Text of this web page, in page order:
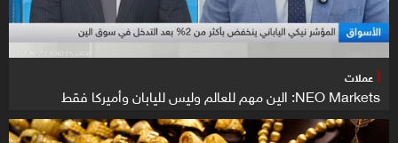
عملات
NEO Markets: الين مهم للعالم وليس لليابان وأميركا فقط